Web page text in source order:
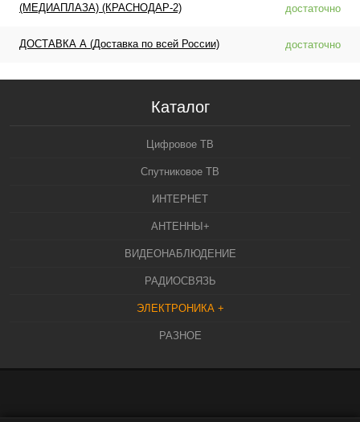
(МЕДИАПЛАЗА) (КРАСНОДАР-2) достаточно
ДОСТАВКА А (Доставка по всей России) достаточно
Каталог
Цифровое ТВ
Спутниковое ТВ
ИНТЕРНЕТ
АНТЕННЫ+
ВИДЕОНАБЛЮДЕНИЕ
РАДИОСВЯЗЬ
ЭЛЕКТРОНИКА +
РАЗНОЕ